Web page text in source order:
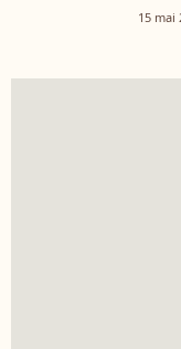
15 mai